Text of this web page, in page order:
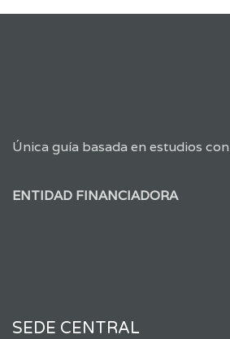
Única guía basada en estudios
ENTIDAD FINANCIADORA
SEDE CENTRAL